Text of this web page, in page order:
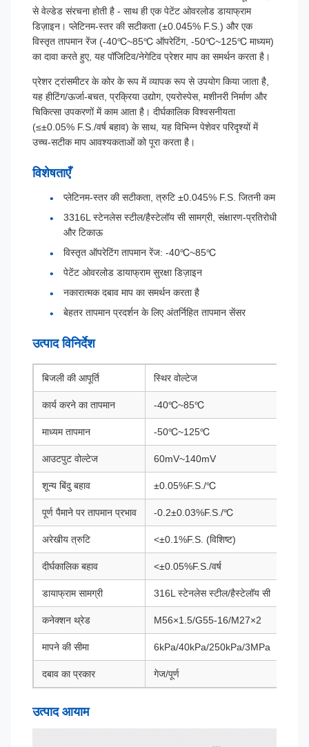
से वेल्डेड संरचना होती है - साथ ही एक पेटेंट ओवरलोड डायाफ्राम
डिज़ाइन। प्लेटिनम-स्तर की सटीकता (±0.045% F.S.) और एक
विस्तृत तापमान रेंज (-40℃~85℃ ऑपरेटिंग, -50℃~125℃ माध्यम)
का दावा करते हुए, यह पॉजिटिव/नेगेटिव प्रेशर माप का समर्थन करता है।
प्रेशर ट्रांसमीटर के कोर के रूप में व्यापक रूप से उपयोग किया जाता है,
यह हीटिंग/ऊर्जा-बचत, प्रक्रिया उद्योग, एयरोस्पेस, मशीनरी निर्माण और
चिकित्सा उपकरणों में काम आता है। दीर्घकालिक विश्वसनीयता
(≤±0.05% F.S./वर्ष बहाव) के साथ, यह विभिन्न पेशेवर परिदृश्यों में
उच्च-सटीक माप आवश्यकताओं को पूरा करता है।
विशेषताएँ
प्लेटिनम-स्तर की सटीकता, त्रुटि ±0.045% F.S. जितनी कम
3316L स्टेनलेस स्टील/हैस्टेलॉय सी सामग्री, संक्षारण-प्रतिरोधी
और टिकाऊ
विस्तृत ऑपरेटिंग तापमान रेंज: -40℃~85℃
पेटेंट ओवरलोड डायाफ्राम सुरक्षा डिज़ाइन
नकारात्मक दबाव माप का समर्थन करता है
बेहतर तापमान प्रदर्शन के लिए अंतर्निहित तापमान सेंसर
उत्पाद विनिर्देश
बिजली की आपूर्ति स्थिर वोल्टेज
कार्य करने का तापमान -40℃~85℃
माध्यम तापमान -50℃~125℃
आउटपुट वोल्टेज 60mV~140mV
शून्य बिंदु बहाव ±0.05%F.S./℃
पूर्ण पैमाने पर तापमान प्रभाव -0.2±0.03%F.S./℃
अरेखीय त्रुटि <±0.1%F.S. (विशिष्ट)
दीर्घकालिक बहाव <±0.05%F.S./वर्ष
डायाफ्राम सामग्री 316L स्टेनलेस स्टील/हैस्टेलॉय सी
कनेक्शन थ्रेड M56×1.5/G55-16/M27×2
मापने की सीमा 6kPa/40kPa/250kPa/3MPa
दबाव का प्रकार गेज/पूर्ण
उत्पाद आयाम